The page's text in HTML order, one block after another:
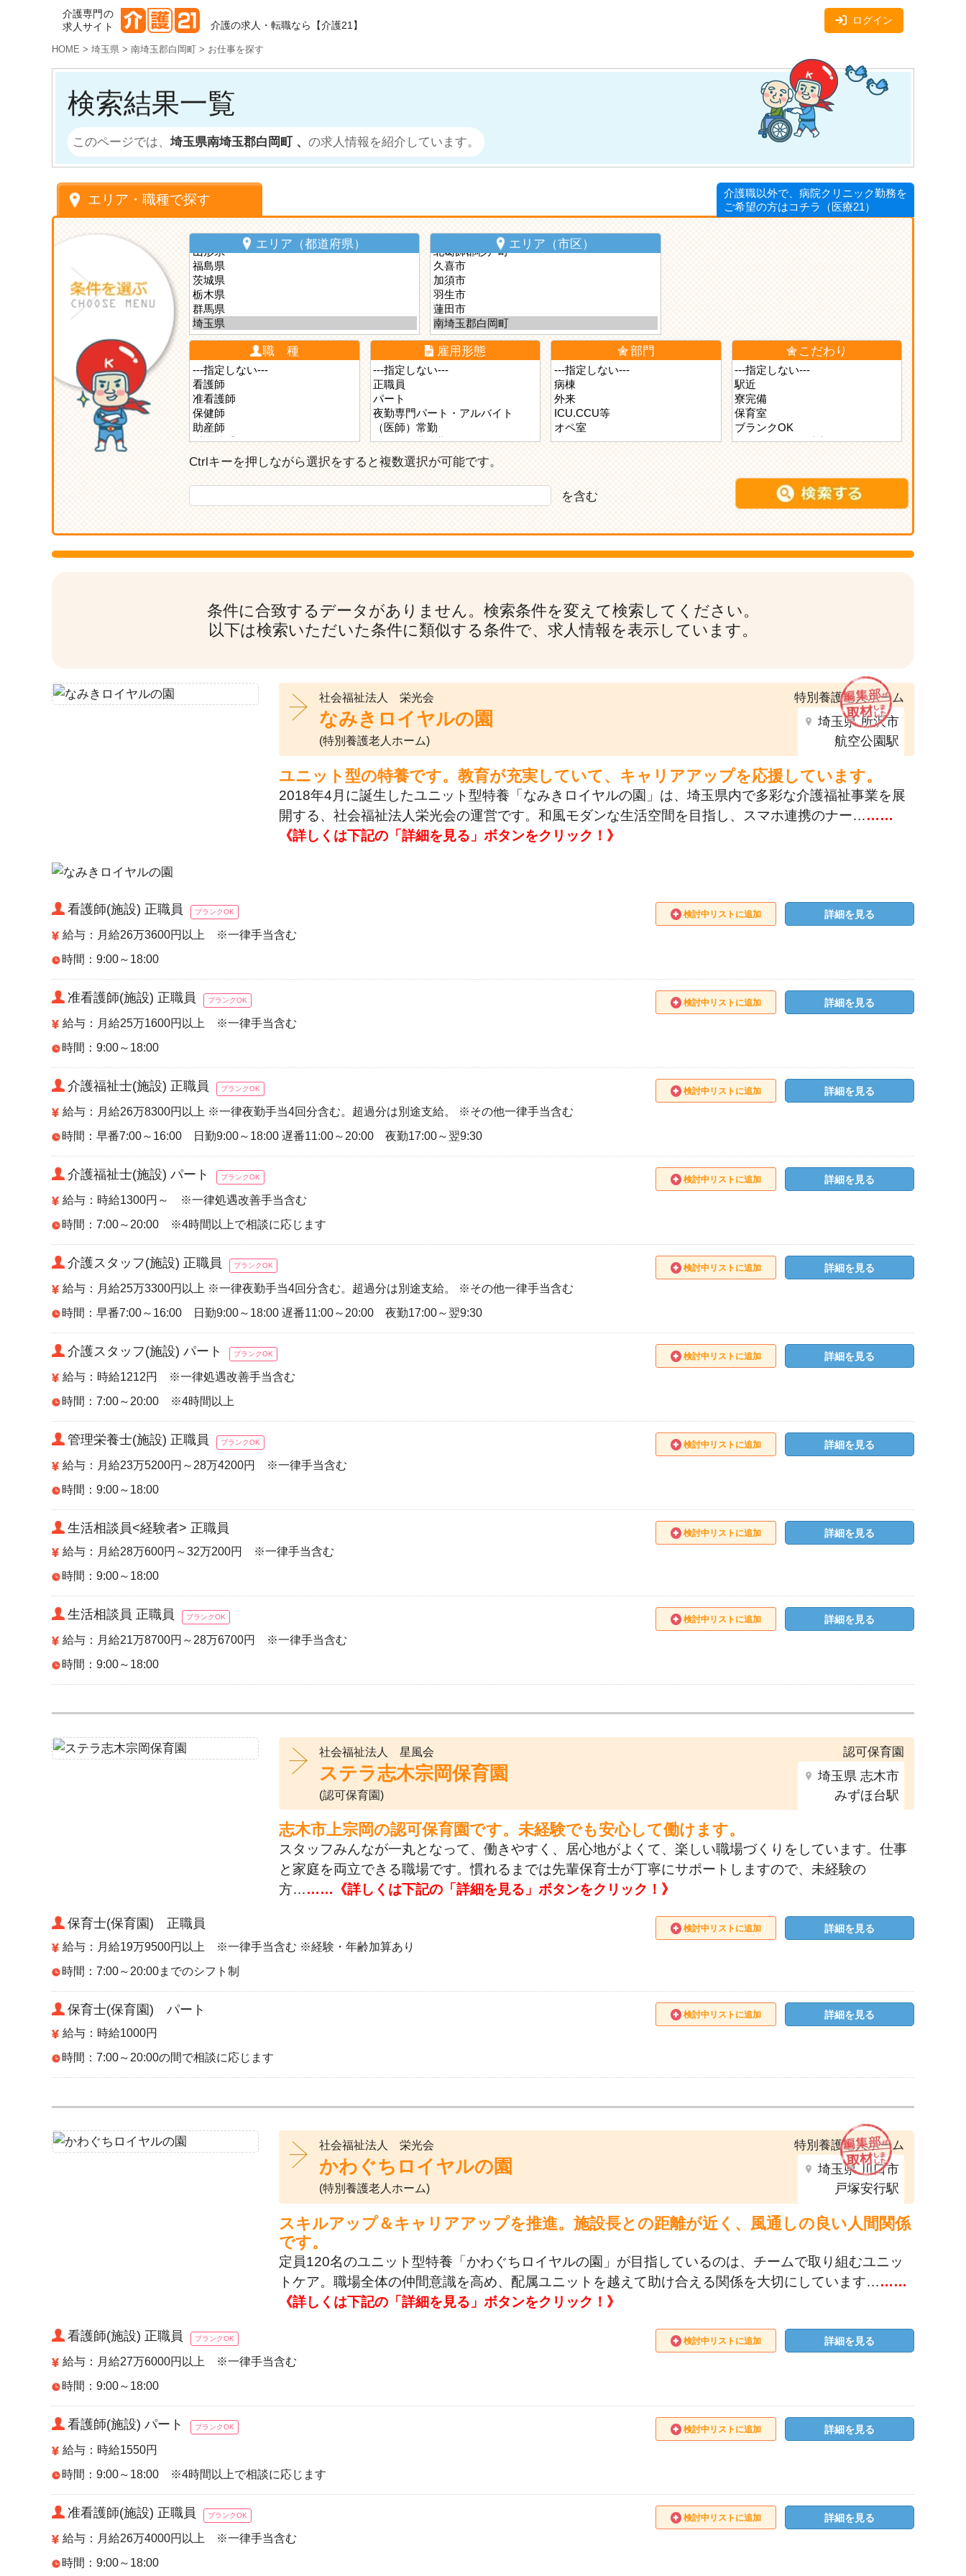
介護専門の
求人サイト
介護の求人・転職なら【介護21】 ログイン
HOME > 埼玉県 > 南埼玉郡白岡町 > お仕事を探す
検索結果一覧
このページでは、 埼玉県南埼玉郡白岡町 、 の求人情報を紹介しています。
介護職以外で、病院クリニック勤務を
ご希望の方はコチラ（医療21）
エリア・職種で探す
エリア（都道府県） エリア（市区）
職 種 雇用形態 部門 こだわり
Ctrlキーを押しながら選択をすると複数選択が可能です。
を含む
条件に合致するデータがありません。検索条件を変えて検索してください。
以下は検索いただいた条件に類似する条件で、求人情報を表示しています。
社会福祉法人 栄光会
なみきロイヤルの園
(特別養護老人ホーム)
特別養護老人ホーム
埼玉県 所沢市
航空公園駅
ユニット型の特養です。教育が充実していて、キャリアアップを応援しています。
2018年4月に誕生したユニット型特養「なみきロイヤルの園」は、埼玉県内で多彩な介護福祉事業を展
開する、社会福祉法人栄光会の運営です。和風モダンな生活空間を目指し、スマホ連携のナー………
《詳しくは下記の「詳細を見る」ボタンをクリック！》
看護師(施設) 正職員 ブランクOK
給与：月給26万3600円以上 ※一律手当含む
時間：9:00～18:00
検討中リストに追加 詳細を見る
准看護師(施設) 正職員 ブランクOK
給与：月給25万1600円以上 ※一律手当含む
時間：9:00～18:00
検討中リストに追加 詳細を見る
介護福祉士(施設) 正職員 ブランクOK
給与：月給26万8300円以上 ※一律夜勤手当4回分含む。超過分は別途支給。 ※その他一律手当含む
時間：早番7:00～16:00 日勤9:00～18:00 遅番11:00～20:00 夜勤17:00～翌9:30
検討中リストに追加 詳細を見る
介護福祉士(施設) パート ブランクOK
給与：時給1300円～ ※一律処遇改善手当含む
時間：7:00～20:00 ※4時間以上で相談に応じます
検討中リストに追加 詳細を見る
介護スタッフ(施設) 正職員 ブランクOK
給与：月給25万3300円以上 ※一律夜勤手当4回分含む。超過分は別途支給。 ※その他一律手当含む
時間：早番7:00～16:00 日勤9:00～18:00 遅番11:00～20:00 夜勤17:00～翌9:30
検討中リストに追加 詳細を見る
介護スタッフ(施設) パート ブランクOK
給与：時給1212円 ※一律処遇改善手当含む
時間：7:00～20:00 ※4時間以上
検討中リストに追加 詳細を見る
管理栄養士(施設) 正職員 ブランクOK
給与：月給23万5200円～28万4200円 ※一律手当含む
時間：9:00～18:00
検討中リストに追加 詳細を見る
生活相談員<経験者> 正職員
給与：月給28万600円～32万200円 ※一律手当含む
時間：9:00～18:00
検討中リストに追加 詳細を見る
生活相談員 正職員 ブランクOK
給与：月給21万8700円～28万6700円 ※一律手当含む
時間：9:00～18:00
検討中リストに追加 詳細を見る
社会福祉法人 星風会
ステラ志木宗岡保育園
(認可保育園)
認可保育園
埼玉県 志木市
みずほ台駅
志木市上宗岡の認可保育園です。未経験でも安心して働けます。
スタッフみんなが一丸となって、働きやすく、居心地がよくて、楽しい職場づくりをしています。仕事
と家庭を両立できる職場です。慣れるまでは先輩保育士が丁寧にサポートしますので、未経験の
方………《詳しくは下記の「詳細を見る」ボタンをクリック！》
保育士(保育園) 正職員
給与：月給19万9500円以上 ※一律手当含む ※経験・年齢加算あり
時間：7:00～20:00までのシフト制
検討中リストに追加 詳細を見る
保育士(保育園) パート
給与：時給1000円
時間：7:00～20:00の間で相談に応じます
検討中リストに追加 詳細を見る
社会福祉法人 栄光会
かわぐちロイヤルの園
(特別養護老人ホーム)
特別養護老人ホーム
埼玉県 川口市
戸塚安行駅
スキルアップ＆キャリアアップを推進。施設長との距離が近く、風通しの良い人間関係
です。
定員120名のユニット型特養「かわぐちロイヤルの園」が目指しているのは、チームで取り組むユニッ
トケア。職場全体の仲間意識を高め、配属ユニットを越えて助け合える関係を大切にしています………
《詳しくは下記の「詳細を見る」ボタンをクリック！》
看護師(施設) 正職員 ブランクOK
給与：月給27万6000円以上 ※一律手当含む
時間：9:00～18:00
検討中リストに追加 詳細を見る
看護師(施設) パート ブランクOK
給与：時給1550円
時間：9:00～18:00 ※4時間以上で相談に応じます
検討中リストに追加 詳細を見る
准看護師(施設) 正職員 ブランクOK
給与：月給26万4000円以上 ※一律手当含む
時間：9:00～18:00
検討中リストに追加 詳細を見る